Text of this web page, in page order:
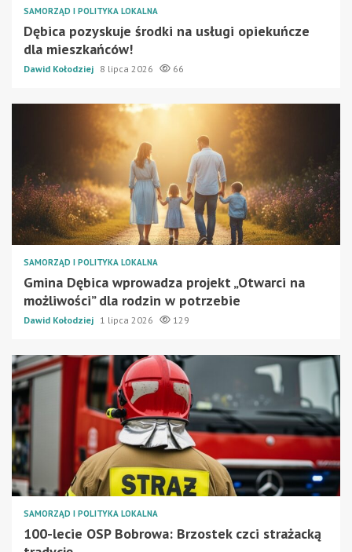
SAMORZĄD I POLITYKA LOKALNA
Dębica pozyskuje środki na usługi opiekuńcze
dla mieszkańców!
Dawid Kołodziej 8 lipca 2026 66
SAMORZĄD I POLITYKA LOKALNA
Gmina Dębica wprowadza projekt „Otwarci na
możliwości” dla rodzin w potrzebie
Dawid Kołodziej 1 lipca 2026 129
SAMORZĄD I POLITYKA LOKALNA
100-lecie OSP Bobrowa: Brzostek czci strażacką